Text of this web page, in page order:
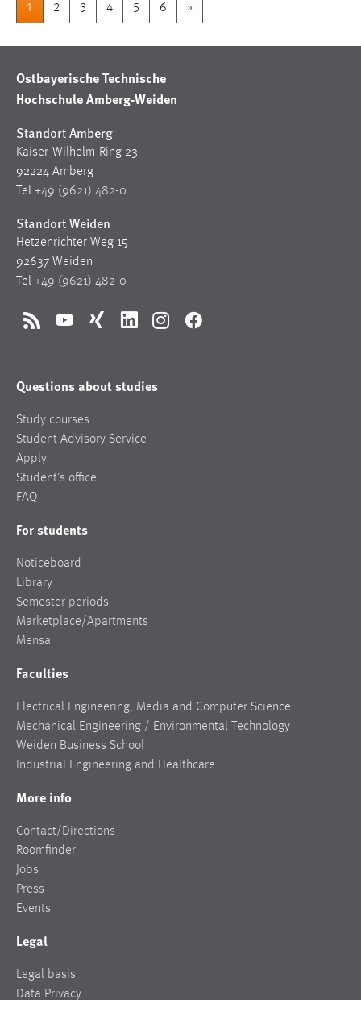
1 2 3 4 5 6 »
Ostbayerische Technische
Hochschule Amberg-Weiden
Standort Amberg
Kaiser-Wilhelm-Ring 23
92224 Amberg
Tel +49 (9621) 482-0
Standort Weiden
Hetzenrichter Weg 15
92637 Weiden
Tel +49 (9621) 482-0
RSS YouTubeXing LinkedInInstagramFacebook
Questions about studies
Study courses
Student Advisory Service
Apply
Student’s office
FAQ
For students
Noticeboard
Library
Semester periods
Marketplace/Apartments
Mensa
Faculties
Electrical Engineering, Media and Computer Science
Mechanical Engineering / Environmental Technology
Weiden Business School
Industrial Engineering and Healthcare
More info
Contact/Directions
Roomfinder
Jobs
Press
Events
Legal
Legal basis
Data Privacy